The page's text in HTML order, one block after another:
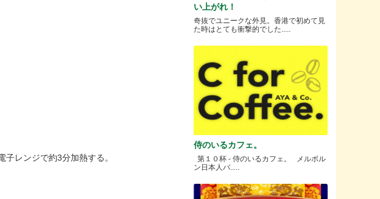
レンジで約3分加熱する。
い上がれ！
奇抜でユニークな外見。香港で初めて見
た時はとても衝撃的でした.....
侍のいるカフェ。
第１０杯 - 侍のいるカフェ。 メルボル
ン日本人バ.....